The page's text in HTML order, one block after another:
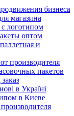
бизнеса
магазина
логотипом
оптом
и
производителя
пакетов
в Україні
в Киеве